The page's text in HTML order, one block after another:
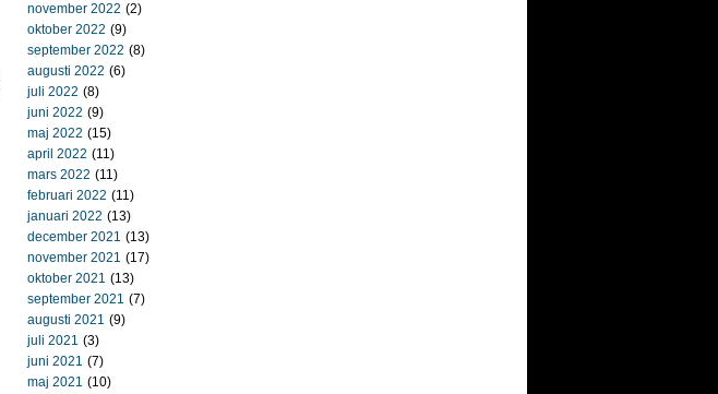
november 2022 (2)
oktober 2022 (9)
september 2022 (8)
augusti 2022 (6)
juli 2022 (8)
juni 2022 (9)
maj 2022 (15)
april 2022 (11)
mars 2022 (11)
februari 2022 (11)
januari 2022 (13)
december 2021 (13)
november 2021 (17)
oktober 2021 (13)
september 2021 (7)
augusti 2021 (9)
juli 2021 (3)
juni 2021 (7)
maj 2021 (10)